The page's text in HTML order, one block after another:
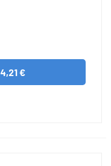
4,21 €